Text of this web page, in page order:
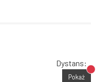
Dystans:
Pokaż